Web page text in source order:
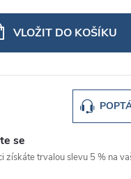
VLOŽIT DO KOŠÍKU
se
získáte trvalou slevu 5 % na